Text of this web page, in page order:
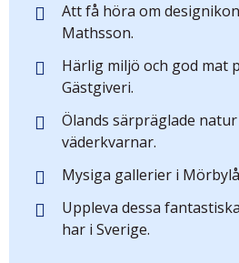
Att få höra om
Mathsson.
Härlig miljö och god mat
Gästgiveri.
Ölands särpräglade
väderkvarnar.
Mysiga gallerier i
Uppleva dessa
har i Sverige.